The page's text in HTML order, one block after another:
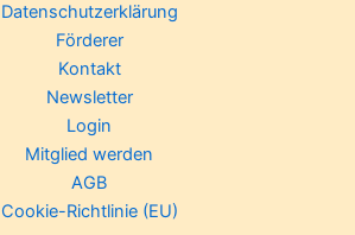
Datenschutzerklärung
Förderer
Kontakt
Newsletter
Login
Mitglied werden
AGB
Cookie-Richtlinie (EU)